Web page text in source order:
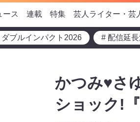
ース 連載 特集 芸人ライター・芸
ダブルインパクト2026 # 配信延
かつみ♥さ
ショック!